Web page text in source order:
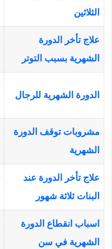
الثلاثين
علاج تأخر الدورة
الشهرية بسبب التوتر
الدورة الشهرية للرجال
مشروبات توقف الدورة
الشهرية
علاج تأخر الدورة عند
البنات ثلاثة شهور
اسباب انقطاع الدورة
الشهرية في سن